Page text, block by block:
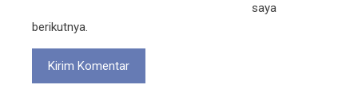
saya
berikutnya.